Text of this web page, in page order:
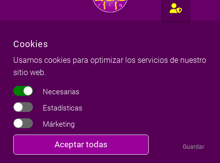
info redmilenaria com
Blog
Cookies
Usamos cookies para optimizar los servicios de nuestro
sitio web.
Necesarias
Estadísticas
Márketing
Aceptar todas Guardar